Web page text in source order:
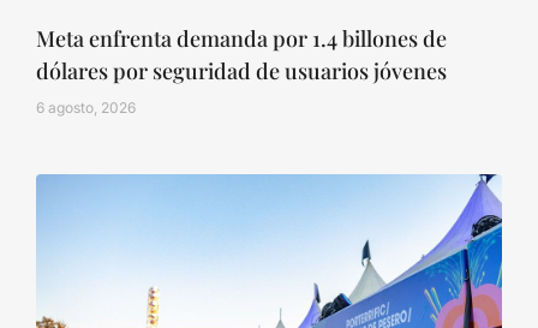
Meta enfrenta demanda por 1.4 billones de
dólares por seguridad de usuarios jóvenes
6 agosto, 2026